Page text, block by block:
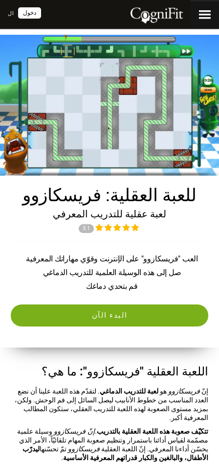
ال دخول
للعبة العقلية: فريسكازوو
لعبة عقلية للتدريب المعرفي
3.1
العب "فريسكازوو" على الإنترنت وقوّي مهاراتك المعرفية
صل إلى هذه الوسيلة العلمية للتدريب الدماغي
قم بتحدي دماغك
البدء الآن
اللعبة العقلية "فريسكازوو": ما هي؟
إنّفريسكازوو هولعبة للتدريب الدماغي. لتقدّم هذه اللعبة علينا أن نضع
العدد المناسب من خطوط الأنابيب ليصل السائل إلى فم الوحش. ولكن،
بمزيد مستوى الصعوبة لهذه اللعبة للتدريب العقلي، ستكون المطالب
المعرفية أكبر.
تتكيّف صعوبة هذه اللعبة العقلية بالتدريب.إنّ فريسكازوو وسيلة علمية
مصمّمة لقياس أدائنا باستمرار وتنظيم صعوبة المهام تلقائيّاً، الأمر الذي
يحسّن أداءنا المعرفي. إنّ اللعبة العقليةفريسكازوو تمّ تحسّنهاليدرّب
الأطفال، والبالغين والكبار قدراتهم المعرفية الأساسية.